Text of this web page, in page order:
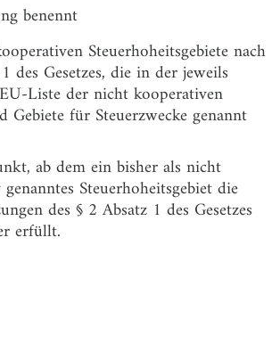
Steuerhoheitsgebiete
benennt
Steuerhoheitsgebiete nach
des Gesetzes, die in der jeweils
Liste der nicht kooperativen
Gebiete für Steuerzwecke genannt
ab dem ein bisher als nicht
Steuerhoheitsgebiet die
des § 2 Absatz 1 des Gesetzes
erfüllt.